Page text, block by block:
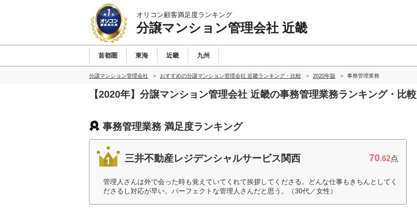
オリコン顧客満足度ランキング
分譲マンション管理会社 近畿
首都圏 東海 近畿 九州
分譲マンション管理会社 おすすめの分譲マンション管理会社 近畿ランキング・比較 2020年版 事務管理業務
【2020年】分譲マンション管理会社 近畿の事務管理業務ランキング・比較
事務管理業務 満足度ランキング
三井不動産レジデンシャルサービス関西 70.62点
管理人さんは外で会った時も覚えていてくれて挨拶してくださる。どんな仕事もきちんとしてく
ださるし対応が早い。パーフェクトな管理人さんだと思う。（30代／女性）